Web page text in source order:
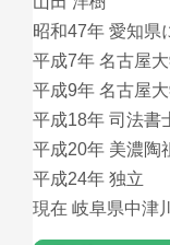
昭和47年 愛知県
平成7年 名古屋
平成9年 名古屋
平成18年 司法書
平成20年 美濃陶
平成24年 独立
現在 岐阜県中津